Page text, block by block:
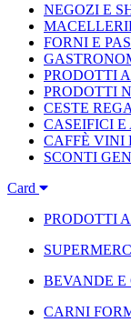
NEGOZI E
FORNI E
PRODOTTI
PRODOTTI
CESTE
CASEIFICI E
CAFFÈ VINI
SCONTI
Card
PRODOTTI
BEVANDE E
CARNI